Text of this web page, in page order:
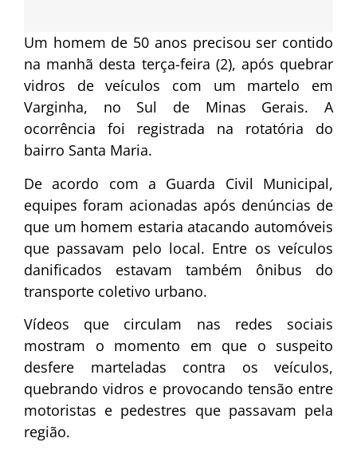
Um homem de 50 anos precisou ser contido
na manhã desta terça-feira (2), após quebrar
vidros de veículos com um martelo em
Varginha, no Sul de Minas Gerais. A
ocorrência foi registrada na rotatória do
bairro Santa Maria.
De acordo com a Guarda Civil Municipal,
equipes foram acionadas após denúncias de
que um homem estaria atacando automóveis
que passavam pelo local. Entre os veículos
danificados estavam também ônibus do
transporte coletivo urbano.
Vídeos que circulam nas redes sociais
mostram o momento em que o suspeito
desfere marteladas contra os veículos,
quebrando vidros e provocando tensão entre
motoristas e pedestres que passavam pela
região.